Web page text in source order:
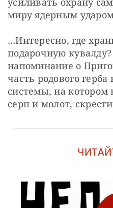
миру ядерным
…Интересно, где
подарочную
напоминание о
часть родового
системы, на котором
серп и молот,